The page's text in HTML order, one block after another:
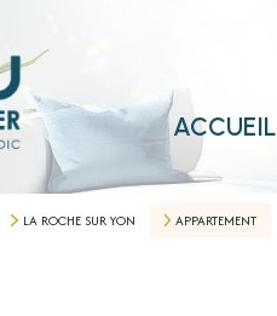
ACCUEIL
LA ROCHE SUR YON APPARTEMENT